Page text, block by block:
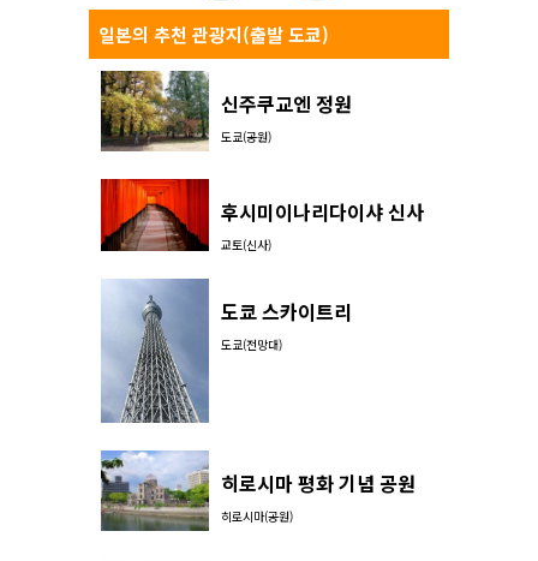
일본의 추천 관광지(출발 도쿄)
신주쿠교엔 정원
도쿄(공원)
후시미이나리다이샤 신사
교토(신사)
도쿄 스카이트리
도쿄(전망대)
히로시마 평화 기념 공원
히로시마(공원)